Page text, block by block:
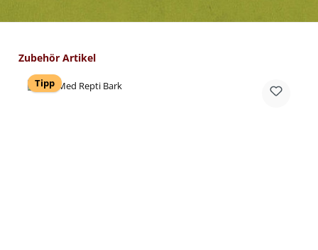
Produktgalerie überspringen
Zubehör Artikel
Tipp